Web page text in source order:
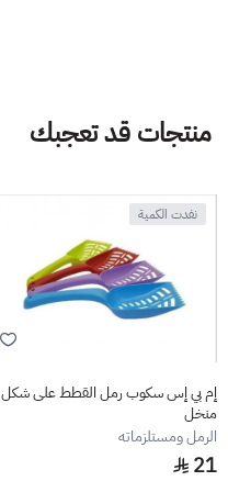
منتجات قد تعجبك
نفدت الكمية
إم بي إس سكوب رمل القطط على شكل
منخل
الرمل ومستلزماته
21